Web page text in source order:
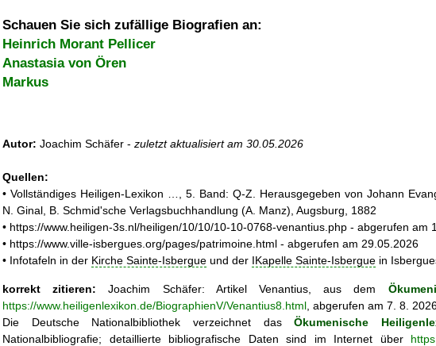
Schauen Sie sich zufällige Biografien an:
Heinrich Morant Pellicer
Anastasia von Ören
Markus
Autor: Joachim Schäfer - zuletzt aktualisiert am 30.05.2026
Quellen:
• Vollständiges Heiligen-Lexikon …, 5. Band: Q-Z. Herausgegeben von Johann
N. Ginal, B. Schmid'sche Verlagsbuchhandlung (A. Manz), Augsburg, 1882
• https://www.heiligen-3s.nl/heiligen/10/10/10-10-0768-venantius.php - abgerufen am
• https://www.ville-isbergues.org/pages/patrimoine.html - abgerufen am 29.05.2026
• Infotafeln in der Kirche Sainte-Isbergue und der IKapelle Sainte-Isbergue in
korrekt zitieren: Joachim Schäfer: ArtikelVenantius, aus dem
https://www.heiligenlexikon.de/BiographienV/Venantius8.html , abgerufen am 7. 8.
Die Deutsche Nationalbibliothek verzeichnet dasÖkumenische
Nationalbibliografie; detaillierte bibliografische Daten sind im Internet über